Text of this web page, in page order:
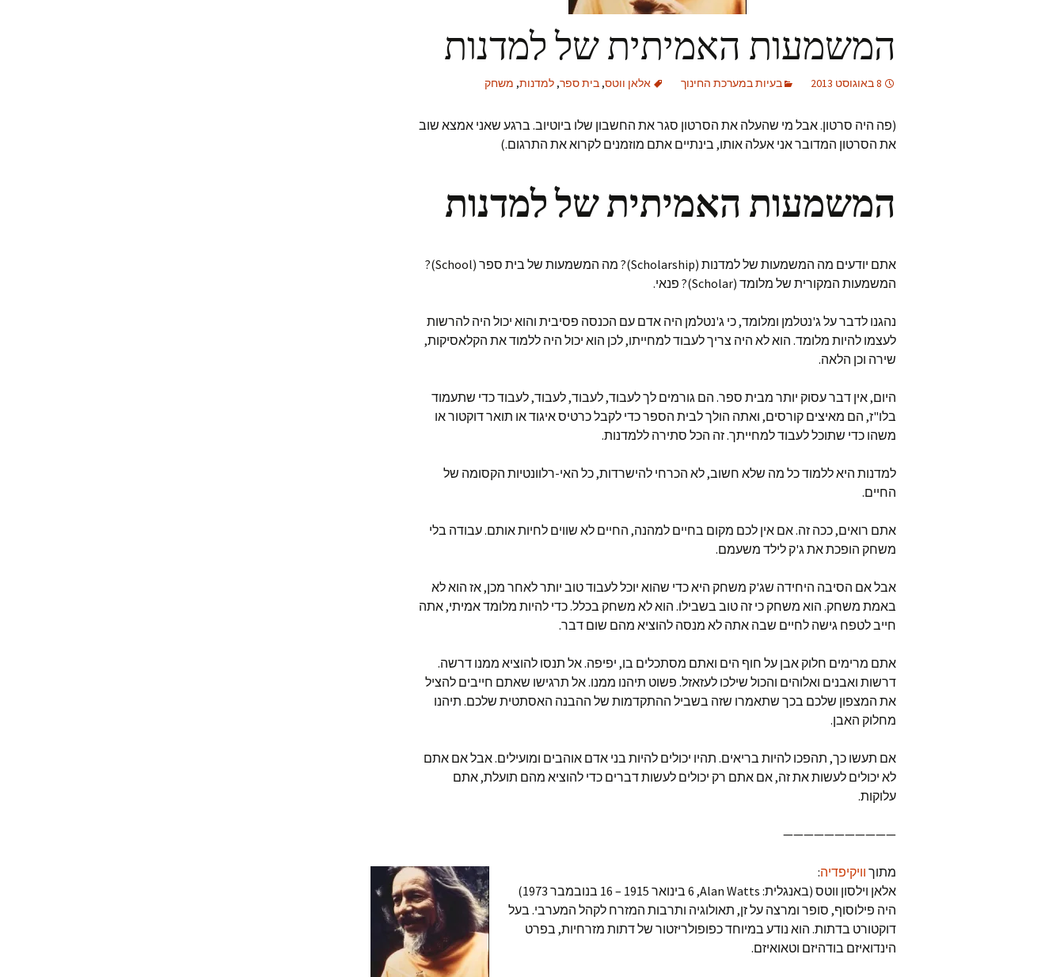
המשמעות האמיתית של למדנות
8 באוגוסט 2013 בעיות במערכת החינוך אלאן ווטס, בית ספר, למדנות, משחק
(פה היה סרטון. אבל מי שהעלה את הסרטון סגר את החשבון שלו ביוטיוב. ברגע שאני אמצא שוב
את הסרטון המדובר אני אעלה אותו, בינתיים אתם מוזמנים לקרוא את התרגום.)
המשמעות האמיתית של למדנות
אתם יודעים מה המשמעות של למדנות (Scholarship)? מה המשמעות של בית ספר (School)?
המשמעות המקורית של מלומד (Scholar)? פנאי.
נהגנו לדבר על ג'נטלמן ומלומד, כי ג'נטלמן היה אדם עם הכנסה פסיבית והוא יכול היה להרשות
לעצמו להיות מלומד. הוא לא היה צריך לעבוד למחייתו, לכן הוא יכול היה ללמוד את הקלאסיקות,
שירה וכן הלאה.
היום, אין דבר עסוק יותר מבית ספר. הם גורמים לך לעבוד, לעבוד, לעבוד, לעבוד כדי שתעמוד
בלו"ז, הם מאיצים קורסים, ואתה הולך לבית הספר כדי לקבל כרטיס איגוד או תואר דוקטור או
משהו כדי שתוכל לעבוד למחייתך. זה הכל סתירה ללמדנות.
למדנות היא ללמוד כל מה שלא חשוב, לא הכרחי להישרדות, כל האי-רלוונטיות הקסומה של
החיים.
אתם רואים, ככה זה. אם אין לכם מקום בחיים למהנה, החיים לא שווים לחיות אותם. עבודה בלי
משחק הופכת את ג'ק לילד משעמם.
אבל אם הסיבה היחידה שג'ק משחק היא כדי שהוא יוכל לעבוד טוב יותר לאחר מכן, אז הוא לא
באמת משחק. הוא משחק כי זה טוב בשבילו. הוא לא משחק בכלל. כדי להיות מלומד אמיתי, אתה
חייב לטפח גישה לחיים שבה אתה לא מנסה להוציא מהם שום דבר.
אתם מרימים חלוק אבן על חוף הים ואתם מסתכלים בו, יפיפה. אל תנסו להוציא ממנו דרשה.
דרשות ואבנים ואלוהים והכול שילכו לעזאזל. פשוט תיהנו ממנו. אל תרגישו שאתם חייבים להציל
את המצפון שלכם בכך שתאמרו שזה בשביל ההתקדמות של ההבנה האסתטית שלכם. תיהנו
מחלוק האבן.
אם תעשו כך, תהפכו להיות בריאים. תהיו יכולים להיות בני אדם אוהבים ומועילים. אבל אם אתם
לא יכולים לעשות את זה, אם אתם רק יכולים לעשות דברים כדי להוציא מהם תועלת, אתם
עלוקות.
———————————
מתוך וויקיפדיה:
אלאן וילסון ווטס (באנגלית: Alan Watts‏, 6 בינואר 1915 – 16 בנובמבר 1973)
היה פילוסוף, סופר ומרצה על זן, תאולוגיה ותרבות המזרח לקהל המערבי. בעל
דוקטורט בדתות. הוא נודע במיוחד כפופולריזטור של דתות מזרחיות, בפרט
הינדואיזם בודהיזם וטאואיזם.